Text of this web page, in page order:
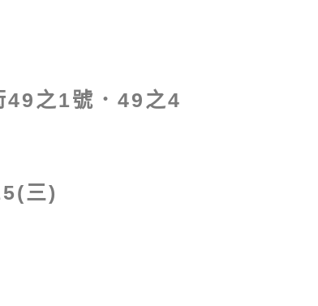
49之1號．49之4
三)